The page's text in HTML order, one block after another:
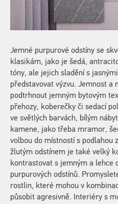
Jemné purpurové odstíny se
klasikám, jako je šedá,
tóny, ale jejich sladění s
představovat výzvu. Jemnost a
podtrhnout jemným bytovým
přehozy, koberečky či sedací
ve světlých barvách, bílým
kamene, jako třeba mramor,
volbou do místností s podlahou
žlutým odstínem je také velký
kontrastovat s jemným a lehce
purpurových odstínů.
rostlin, které mohou v
působit agresivně. Interiéry s